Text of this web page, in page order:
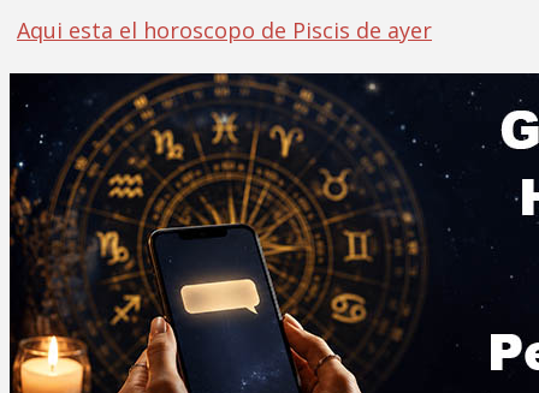
Aqui esta el horoscopo de Piscis de ayer